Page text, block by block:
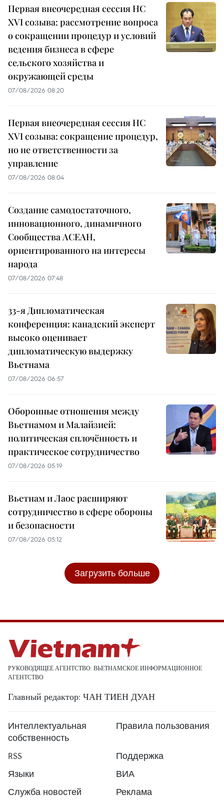
Первая внеочередная сессия НС
XVI созыва: рассмотрение вопроса
о сокращении процедур и условий
ведения бизнеса в сфере
сельского хозяйства и
окружающей среды
07/08/2026 08:20
Первая внеочередная сессия НС
XVI созыва: сокращение процедур,
но не ответственности за
управление
07/08/2026 08:04
Создание самодостаточного,
инновационного, динамичного
Сообщества АСЕАН,
ориентированного на интересы
народа
07/08/2026 07:48
33-я Дипломатическая
конференция: канадский эксперт
высоко оценивает
дипломатическую выдержку
Вьетнама
07/08/2026 06:57
Оборонные отношения между
Вьетнамом и Малайзией:
политическая сплочённость и
практическое сотрудничество
07/08/2026 05:19
Вьетнам и Лаос расширяют
сотрудничество в сфере обороны
и безопасности
07/08/2026 05:12
Загрузить больше
РУКОВОДЯЩЕЕ АГЕНТСТВО: ВЬЕТНАМСКОЕ ИНФОРМАЦИОННОЕ
АГЕНТСТВО
Главный редактор: ЧАН ТИЕН ДУАН
Интеллектуальная
собственность
Правила пользования
RSS
Поддержка
Языки
ВИА
Служба новостей
Реклама